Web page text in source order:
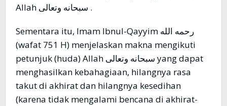
Allah سبحانه وتعالى .
Sementara itu, Imam Ibnul-Qayyim رحمه الله
(wafat 751 H) menjelaskan makna mengikuti
petunjuk (huda) Allah سبحانه وتعالى yang dapat
menghasilkan kebahagiaan, hilangnya rasa
takut di akhirat dan hilangnya kesedihan
(karena tidak mengalami bencana di akhirat-